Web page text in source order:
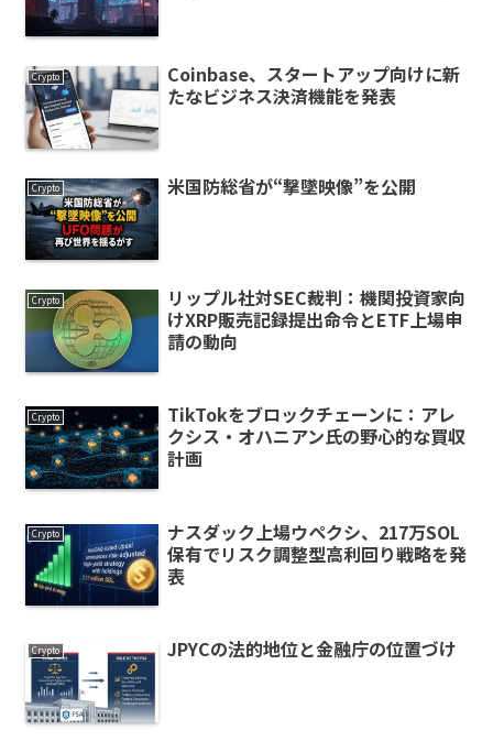
Crypto
Coinbase、スタートアップ向けに新
たなビジネス決済機能を発表
Crypto 米国防総省が“撃墜映像”を公開
Crypto
リップル社対SEC裁判：機関投資家向
けXRP販売記録提出命令とETF上場申
請の動向
Crypto
TikTokをブロックチェーンに：アレ
クシス・オハニアン氏の野心的な買収
計画
Crypto
ナスダック上場ウペクシ、217万SOL
保有でリスク調整型高利回り戦略を発
表
Crypto JPYCの法的地位と金融庁の位置づけ